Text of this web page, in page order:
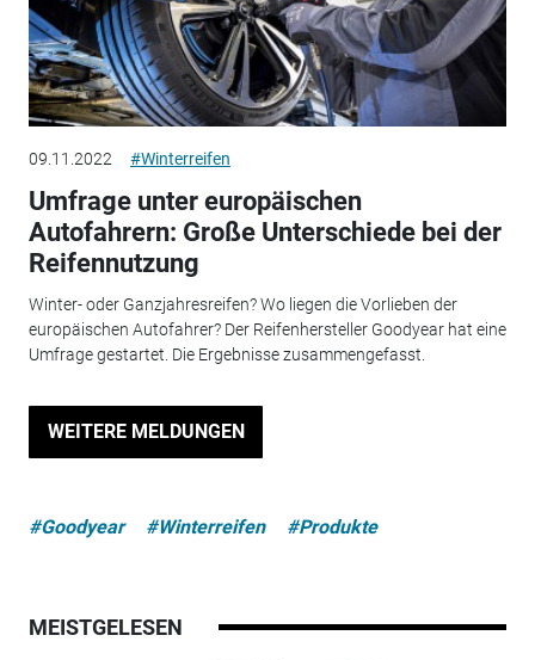
09.11.2022 #Winterreifen
Umfrage unter europäischen
Autofahrern: Große Unterschiede bei der
Reifennutzung
Winter- oder Ganzjahresreifen? Wo liegen die Vorlieben der
europäischen Autofahrer? Der Reifenhersteller Goodyear hat eine
Umfrage gestartet. Die Ergebnisse zusammengefasst.
WEITERE MELDUNGEN
#Goodyear #Winterreifen #Produkte
MEISTGELESEN